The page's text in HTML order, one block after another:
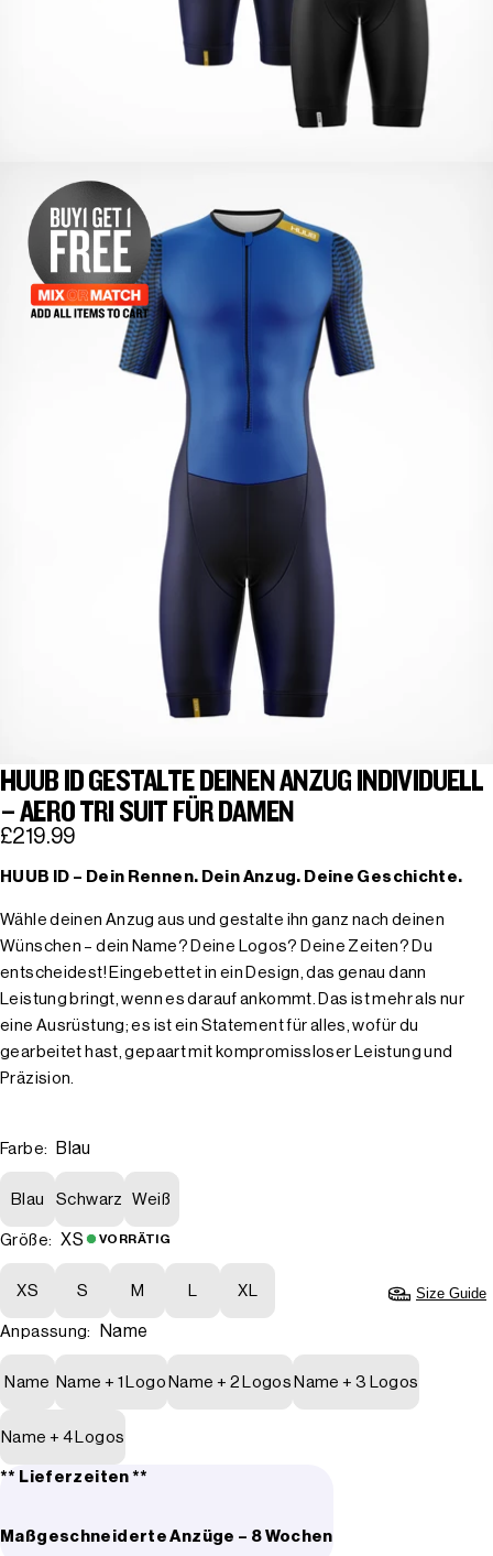
HUUB ID GESTALTE DEINEN ANZUG INDIVIDUELL
– AERO TRI SUIT FÜR DAMEN
£219.99
HUUB ID – Dein Rennen. Dein Anzug. Deine Geschichte.
Wähle deinen Anzug aus und gestalte ihn ganz nach deinen
Wünschen – dein Name? Deine Logos? Deine Zeiten? Du
entscheidest! Eingebettet in ein Design, das genau dann
Leistung bringt, wenn es darauf ankommt. Das ist mehr als nur
eine Ausrüstung; es ist ein Statement für alles, wofür du
gearbeitet hast, gepaart mit kompromissloser Leistung und
Präzision.
Farbe: Blau
Blau Schwarz Weiß
Größe: XS VORRÄTIG
XS S M XL Size Guide
Anpassung: Name
Name Name + 1 Logo Name + 2 Logos Name + 3 Logos
Name + 4 Logos
** Lieferzeiten **
Maßgeschneiderte Anzüge – 8 Wochen